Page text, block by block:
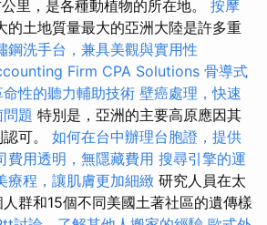
里，是各種動植物的所在地。 按摩
的土地質量最大的亞洲大陸是許多重
鋼洗手台，兼具美觀與實用性
Firm CPA Solutions 骨導式
性的聽力輔助技術 壁癌處理，快速
題 特別是，亞洲的主要高原應因其
可。 如何在台中辦理台胞證，提供
費用透明，無隱藏費用 搜尋引擎的運
療程，讓肌膚更加細緻 研究人員在太
群和15個不同美國土著社區的遺傳樣